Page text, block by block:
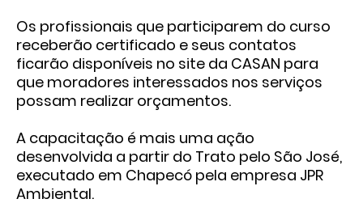
Os profissionais que participarem do curso
receberão certificado e seus contatos
ficarão disponíveis no site da CASAN para
que moradores interessados nos serviços
possam realizar orçamentos.
A capacitação é mais uma ação
desenvolvida a partir do Trato pelo São José,
executado em Chapecó pela empresa JPR
Ambiental.